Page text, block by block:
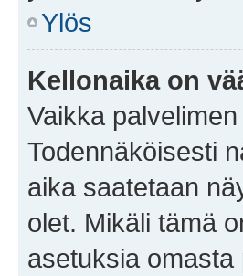
Ylös
Kellonaika on
Vaikka
Todennäköisesti
aika saatetaan
olet. Mikäli tämä
asetuksia